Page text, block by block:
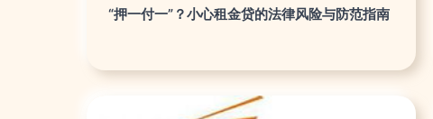
“押一付一”？小心租金贷的法律风险与防范指南